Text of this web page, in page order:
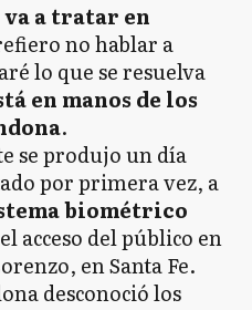
va a tratar en
no hablar a
lo que se resuelva
en manos de los
.
se produjo un día
por primera vez, a
biométrico
acceso del público en
en Santa Fe.
desconoció los